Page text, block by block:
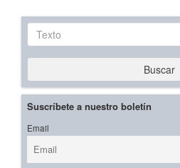
Texto
Buscar
Suscríbete a nuestro boletín
Email